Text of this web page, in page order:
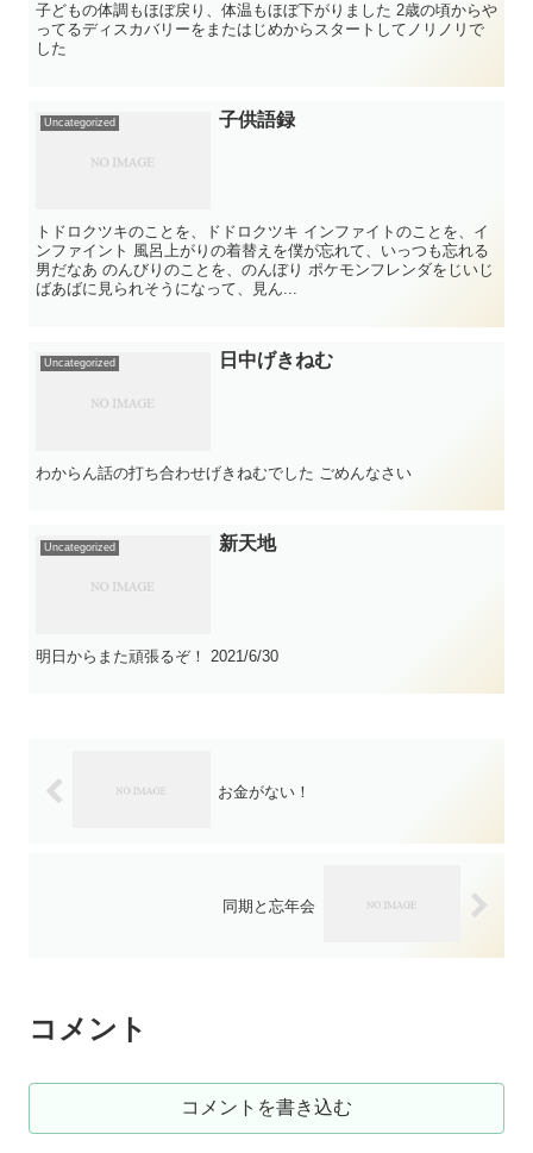
子どもの体調もほぼ戻り、体温もほぼ下がりました 2歳の頃からや
ってるディスカバリーをまたはじめからスタートしてノリノリで
した
Uncategorized 子供語録
トドロクツキのことを、ドドロクツキ インファイトのことを、イ
ンファイント 風呂上がりの着替えを僕が忘れて、いっつも忘れる
男だなあ のんびりのことを、のんぼり ポケモンフレンダをじいじ
ばあばに見られそうになって、見ん...
Uncategorized 日中げきねむ
わからん話の打ち合わせげきねむでした ごめんなさい
Uncategorized 新天地
明日からまた頑張るぞ！ 2021/6/30
お金がない！
同期と忘年会
コメント
コメントを書き込む